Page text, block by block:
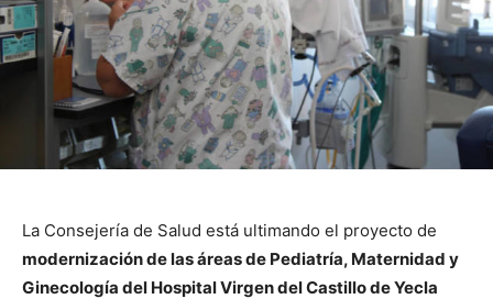
La Consejería de Salud está ultimando el proyecto de
modernización de las áreas de Pediatría, Maternidad y
Ginecología del Hospital Virgen del Castillo de Yecla